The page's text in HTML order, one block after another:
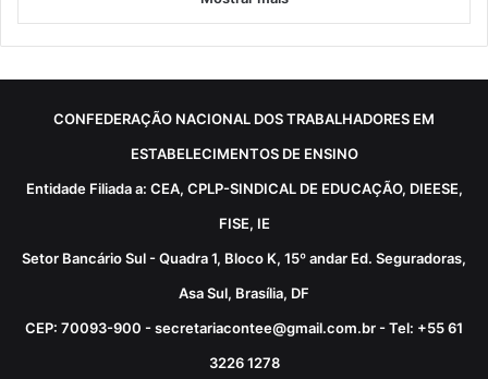
CONFEDERAÇÃO NACIONAL DOS TRABALHADORES EM
ESTABELECIMENTOS DE ENSINO
Entidade Filiada a: CEA, CPLP-SINDICAL DE EDUCAÇÃO, DIEESE,
FISE, IE
Setor Bancário Sul - Quadra 1, Bloco K, 15º andar Ed. Seguradoras,
Asa Sul, Brasília, DF
CEP: 70093-900 - secretariacontee@gmail.com.br - Tel: +55 61
3226 1278